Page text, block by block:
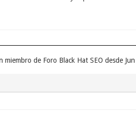
de Foro Black Hat SEO desde